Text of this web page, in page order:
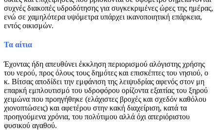
συχνές διακοπές υδροδότησης για συγκεκριμένες ώρες της ημέρας,
ενώ σε χαμηλότερα υψόμετρα υπάρχει ικανοποιητική επάρκεια,
εντός οικισμών.
Τα αίτια
Έχοντας ήδη απευθύνει έκκληση περιορισμού αλόγιστης χρήσης
του νερού, προς όλους τους δημότες και επισκέπτες του νησιού, ο
κ. Βίτσας αποδίδει την εμφάνιση της λειψυδρίας αφενός στον μη
επαρκή εμπλουτισμό του υδροφόρου ορίζοντα εξαιτίας του ξηρού
χειμώνα που προηγήθηκε (ελάχιστες βροχές και σχεδόν καθόλου
χιονοπτώσεις) και αφετέρου στην κακή διαχείριση, κατά τα
προηγούμενα χρόνια, του πολύτιμου αλλά όχι απεριόριστου
φυσικού αγαθού.